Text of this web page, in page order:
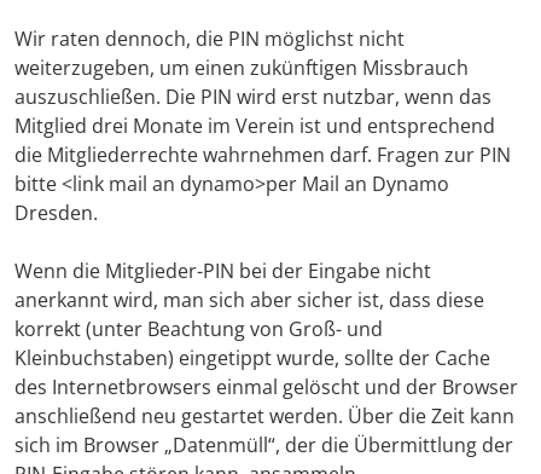
Wir raten dennoch, die PIN möglichst nicht
weiterzugeben, um einen zukünftigen Missbrauch
auszuschließen. Die PIN wird erst nutzbar, wenn das
Mitglied drei Monate im Verein ist und entsprechend
die Mitgliederrechte wahrnehmen darf. Fragen zur PIN
bitte <link mail an dynamo>per Mail an Dynamo
Dresden.
Wenn die Mitglieder-PIN bei der Eingabe nicht
anerkannt wird, man sich aber sicher ist, dass diese
korrekt (unter Beachtung von Groß- und
Kleinbuchstaben) eingetippt wurde, sollte der Cache
des Internetbrowsers einmal gelöscht und der Browser
anschließend neu gestartet werden. Über die Zeit kann
sich im Browser „Datenmüll“, der die Übermittlung der